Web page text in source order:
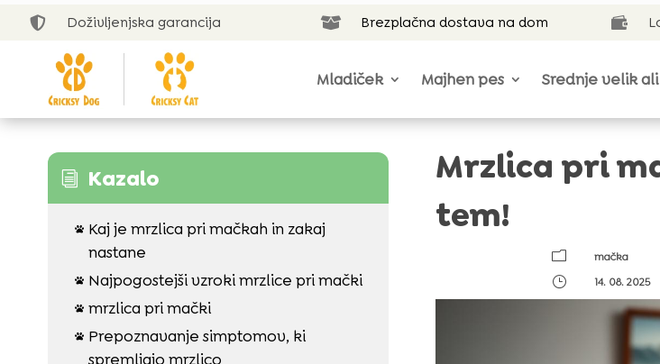
 Doživljenjska garancija  Brezplačna dostava na dom 
Mladiček Majhen pes Srednje velik
i Kazalo

Kaj je mrzlica pri mačkah in zakaj
nastane
 Najpogostejši vzroki mrzlice pri mački
 mrzlica pri mački

Prepoznavanje simptomov, ki
spremljajo mrzlico
Mrzlica pri
tem!
m
mačka
}
14. 08. 2025